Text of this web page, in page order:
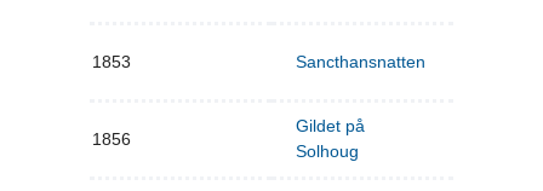
1853 Sancthansnatten
1856
Gildet på
Solhoug